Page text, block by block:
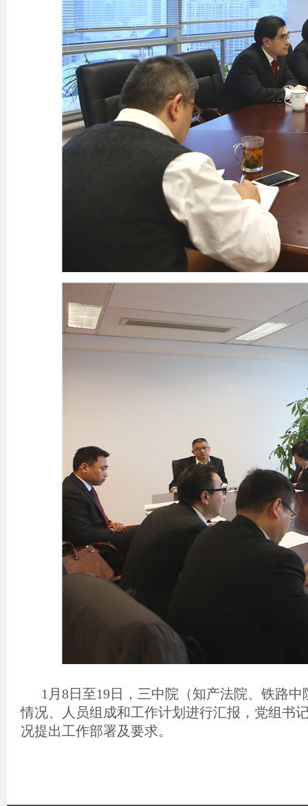
1 月 8日至19日，三中院（知产法院、铁路
情况、人员组成和工作计划进行汇报，党组书
况提出工作部署及要求。